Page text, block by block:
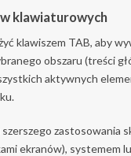
klawiaturowych
klawiszem TAB, aby
obszaru (treści
aktywnych
szerszego
ekranów), systemem